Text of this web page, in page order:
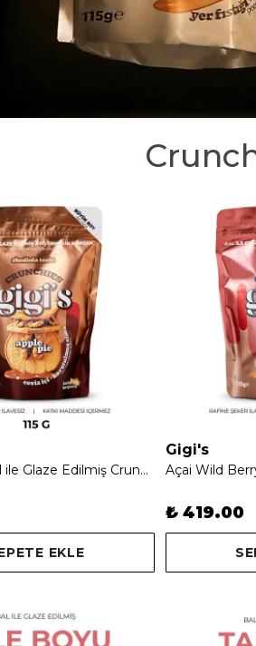
Apple Pie Bal ile Glaze Edilmiş Crunchie Karışım
EKLE
Gigi's
₺ 419.00